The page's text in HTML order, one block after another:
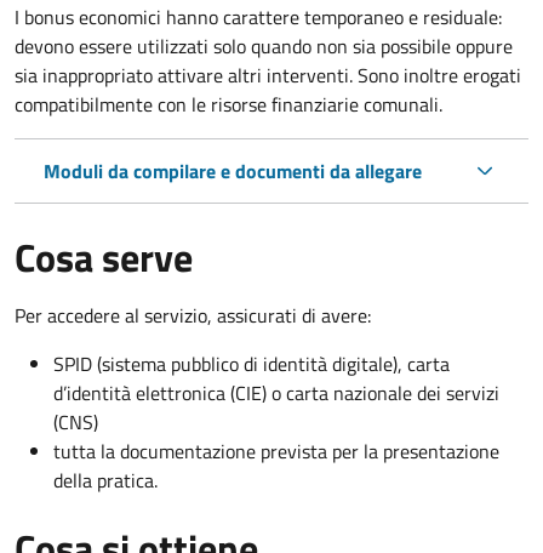
I bonus economici hanno carattere temporaneo e residuale:
devono essere utilizzati solo quando non sia possibile oppure
sia inappropriato attivare altri interventi. Sono inoltre erogati
compatibilmente con le risorse finanziarie comunali.
Moduli da compilare e documenti da allegare
Cosa serve
Per accedere al servizio, assicurati di avere:
SPID (sistema pubblico di identità digitale), carta
d’identità elettronica (CIE) o carta nazionale dei servizi
(CNS)
tutta la documentazione prevista per la presentazione
della pratica.